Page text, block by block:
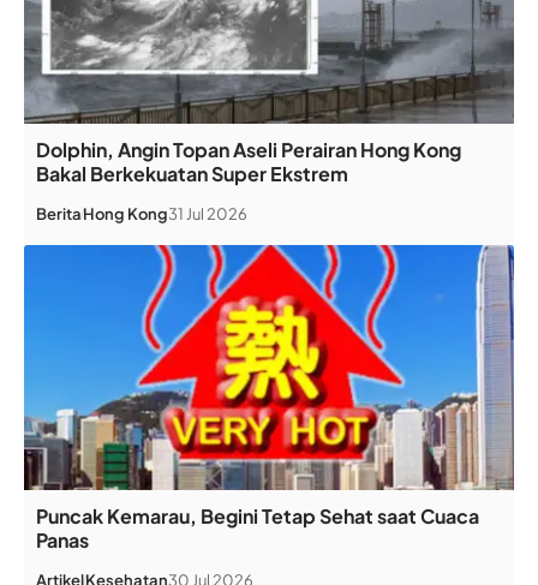
Dolphin, Angin Topan Aseli Perairan Hong Kong
Bakal Berkekuatan Super Ekstrem
BeritaHong Kong31 Jul 2026
Puncak Kemarau, Begini Tetap Sehat saat Cuaca
Panas
ArtikelKesehatan30 Jul 2026